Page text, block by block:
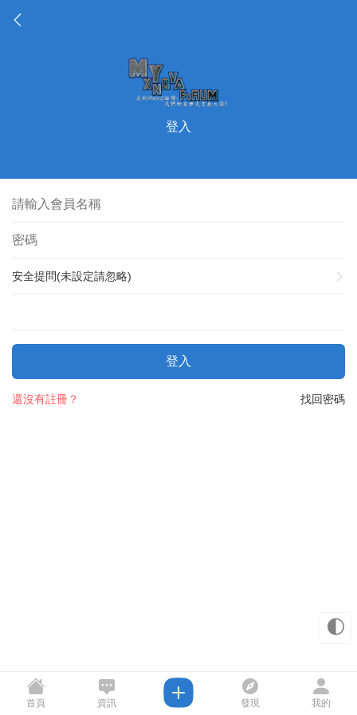
🌓
登入
安全提問(未設定請忽略)
登入
找回密碼
還沒有註冊？
首頁 資訊 發現 我的